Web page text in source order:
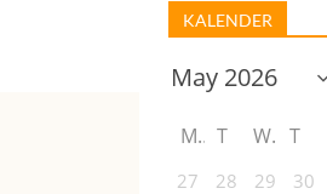
KALENDER
M T W T
27 28 29 30